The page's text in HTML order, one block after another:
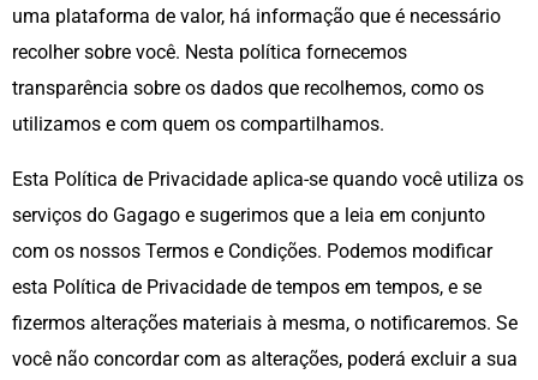
uma plataforma de valor, há informação que é necessário
recolher sobre você. Nesta política fornecemos
transparência sobre os dados que recolhemos, como os
utilizamos e com quem os compartilhamos.
Esta Política de Privacidade aplica-se quando você utiliza os
serviços do Gagago e sugerimos que a leia em conjunto
com os nossos Termos e Condições. Podemos modificar
esta Política de Privacidade de tempos em tempos, e se
fizermos alterações materiais à mesma, o notificaremos. Se
você não concordar com as alterações, poderá excluir a sua